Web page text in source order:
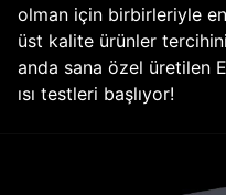
olman için birbirleriyle
üst kalite ürünler
anda sana özel üretilen
ısı testleri başlıyor!